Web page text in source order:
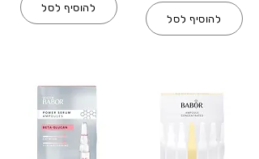
להוסיף לסל
להוסיף לסל